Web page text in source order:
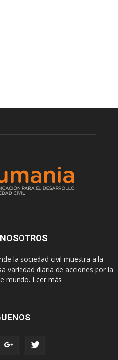
la sociedad civil muestra a la
variedad diaria de acciones por la
mundo. Leer más